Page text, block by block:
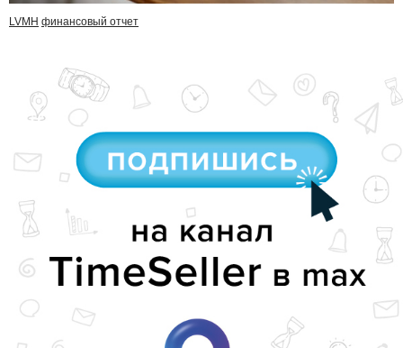
LVMH финансовый отчет